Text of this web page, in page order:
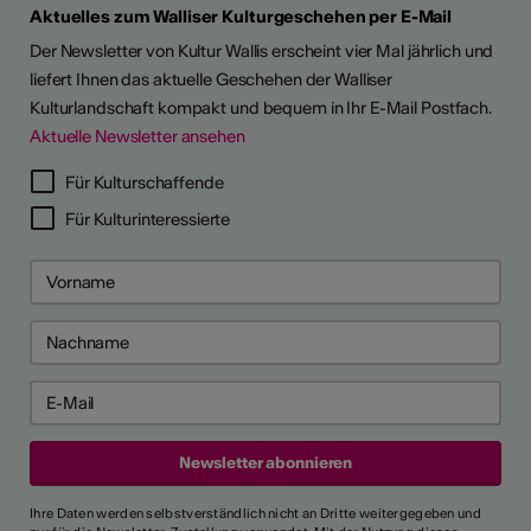
Aktuelles zum Walliser Kulturgeschehen per E-Mail
Der Newsletter von Kultur Wallis erscheint vier Mal jährlich und
liefert Ihnen das aktuelle Geschehen der Walliser
Kulturlandschaft kompakt und bequem in Ihr E-Mail Postfach.
Aktuelle Newsletter ansehen
Für Kulturschaffende
Für Kulturinteressierte
Ihre Daten werden selbstverständlich nicht an Dritte weitergegeben und